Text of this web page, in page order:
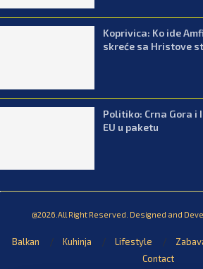
Koprivica: Ko ide
skreće sa Hristove
Politiko: Crna Gora i
EU u paketu
@2026.All Right Reserved. Designed and
Balkan Kuhinja Lifestyle
Contact